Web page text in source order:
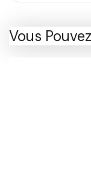
Vous